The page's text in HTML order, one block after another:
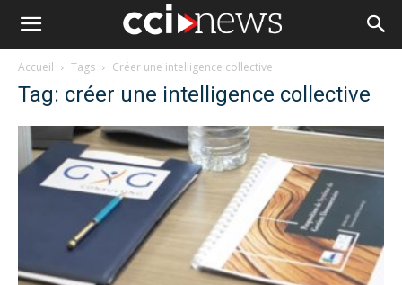
Accueil Tags Créer une intelligence collective
Tag: créer une intelligence collective